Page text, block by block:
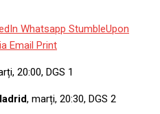
Whatsapp StumbleUpon
Email Print
20:00, DGS 1
, marți, 20:30, DGS 2